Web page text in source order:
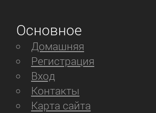
Основное
Домашняя
Регистрация
Вход
Контакты
Карта сайта